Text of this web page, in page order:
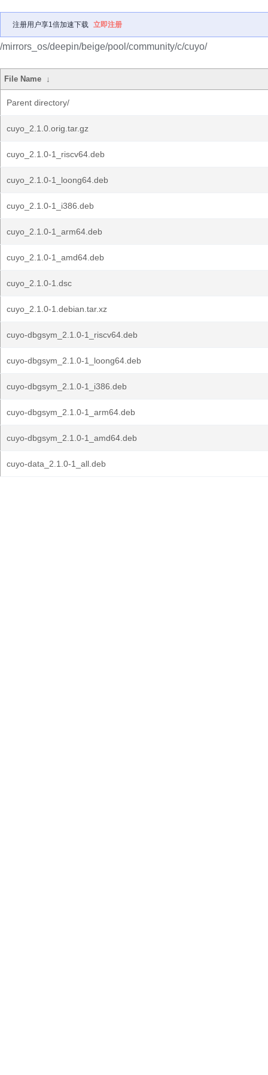
注册用户享1倍加速下载 立即注册
/mirrors_os/deepin/beige/pool/community/c/cuyo/
File Name ↓
Parent directory/
cuyo_2.1.0.orig.tar.gz
cuyo_2.1.0-1_riscv64.deb
cuyo_2.1.0-1_loong64.deb
cuyo_2.1.0-1_i386.deb
cuyo_2.1.0-1_arm64.deb
cuyo_2.1.0-1_amd64.deb
cuyo_2.1.0-1.dsc
cuyo_2.1.0-1.debian.tar.xz
cuyo-dbgsym_2.1.0-1_riscv64.deb
cuyo-dbgsym_2.1.0-1_loong64.deb
cuyo-dbgsym_2.1.0-1_i386.deb
cuyo-dbgsym_2.1.0-1_arm64.deb
cuyo-dbgsym_2.1.0-1_amd64.deb
cuyo-data_2.1.0-1_all.deb